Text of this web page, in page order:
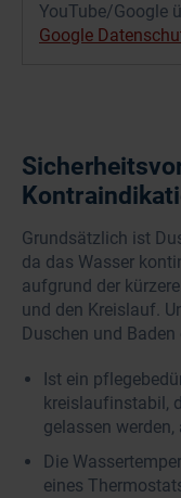
YouTube/Google
Google
Grundsätzlich ist
da das Wasser
aufgrund der
und den Kreislauf.
Duschen und
Ist ein
kreislaufinstabil,
gelassen
Die
eines